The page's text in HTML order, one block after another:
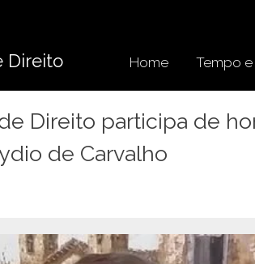
Direito Home Tempo
Direito participa de
de Carvalho